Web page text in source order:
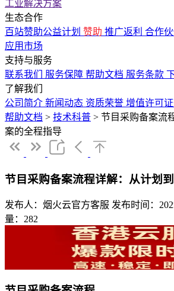
工业解决方案
生态合作
百站赞助公益计划 赞助 推广返利 合作
应用市场
支持与服务
联系我们
服务保障 帮助文档 服务条款
了解我们
公司简介 新闻动态 资质荣誉 增值许可
帮助文档 > 技术科普 > 节目采购备案流
案的全程指导
节目采购备案流程详解：从计划
发布人：烟火云官方客服 发布时间：
量：282